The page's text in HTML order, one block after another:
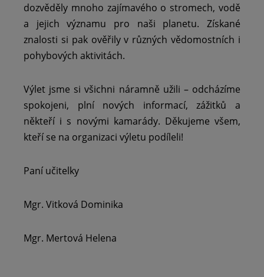
dozvěděly mnoho zajímavého o stromech, vodě
a jejich významu pro naši planetu. Získané
znalosti si pak ověřily v různých vědomostních i
pohybových aktivitách.
Výlet jsme si všichni náramně užili – odcházíme
spokojeni, plní nových informací, zážitků a
někteří i s novými kamarády. Děkujeme všem,
kteří se na organizaci výletu podíleli!
Paní učitelky
Mgr. Vitková Dominika
Mgr. Mertová Helena